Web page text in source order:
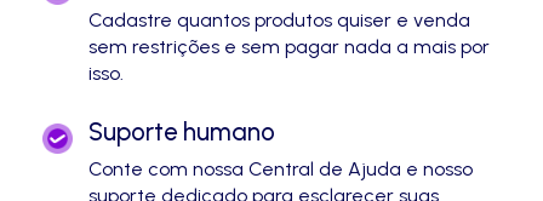
Cadastre quantos produtos quiser e venda
sem restrições e sem pagar nada a mais por
isso.
Suporte humano
Conte com nossa Central de Ajuda e nosso
suporte dedicado para esclarecer suas